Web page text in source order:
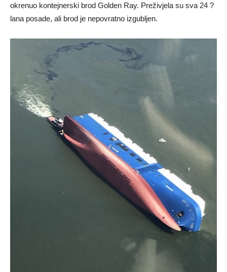
okrenuo kontejnerski brod Golden Ray. Preživjela su sva 24 ?
lana posade, ali brod je nepovratno izgubljen.